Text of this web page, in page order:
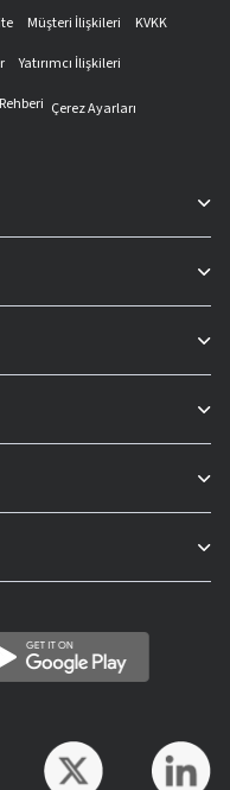
Müşteri İlişkileri
KVKK
Yatırımcı İlişkileri
Çerez Ayarları